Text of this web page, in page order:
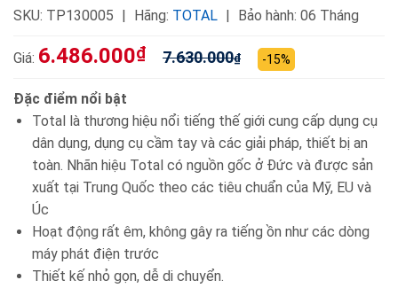
SKU: TP130005 Hãng: TOTAL Bảo hành: 06 Tháng
Giá: 6.486.000₫ 7.630.000₫ -15%
Đặc điểm nổi bật
Total là thương hiệu nổi tiếng thế giới cung cấp dụng cụ
dân dụng, dụng cụ cầm tay và các giải pháp, thiết bị an
toàn. Nhãn hiệu Total có nguồn gốc ở Đức và được sản
xuất tại Trung Quốc theo các tiêu chuẩn của Mỹ, EU và
Úc
Hoạt động rất êm, không gây ra tiếng ồn như các dòng
máy phát điện trước
Thiết kế nhỏ gọn, dễ di chuyển.